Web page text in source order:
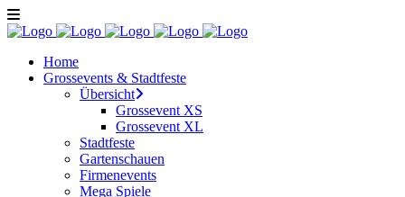
Home
Grossevents & Stadtfeste
Übersicht
Grossevent XS
Grossevent XL
Stadtfeste
Gartenschauen
Firmenevents
Mega Spiele